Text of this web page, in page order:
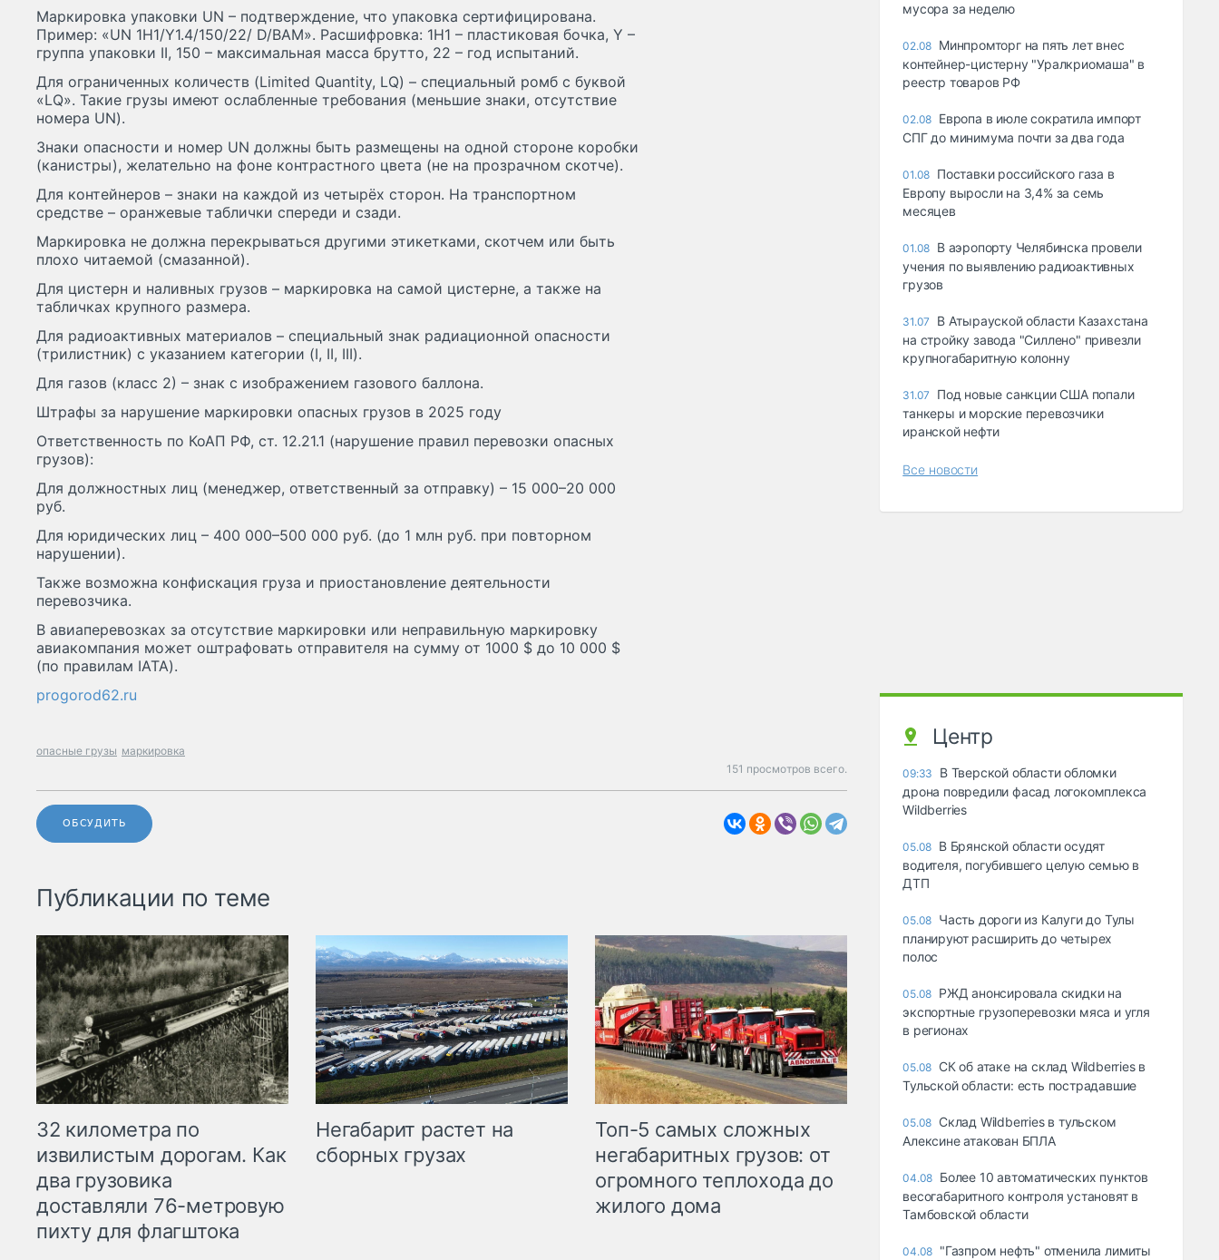
Маркировка упаковки UN – подтверждение, что упаковка сертифицирована.
Пример: «UN 1H1/Y1.4/150/22/ D/BAM». Расшифровка: 1H1 – пластиковая бочка, Y –
группа упаковки II, 150 – максимальная масса брутто, 22 – год испытаний.
Для ограниченных количеств (Limited Quantity, LQ) – специальный ромб с буквой
«LQ». Такие грузы имеют ослабленные требования (меньшие знаки, отсутствие
номера UN).
Знаки опасности и номер UN должны быть размещены на одной стороне коробки
(канистры), желательно на фоне контрастного цвета (не на прозрачном скотче).
Для контейнеров – знаки на каждой из четырёх сторон. На транспортном
средстве – оранжевые таблички спереди и сзади.
Маркировка не должна перекрываться другими этикетками, скотчем или быть
плохо читаемой (смазанной).
Для цистерн и наливных грузов – маркировка на самой цистерне, а также на
табличках крупного размера.
Для радиоактивных материалов – специальный знак радиационной опасности
(трилистник) с указанием категории (I, II, III).
Для газов (класс 2) – знак с изображением газового баллона.
Штрафы за нарушение маркировки опасных грузов в 2025 году
Ответственность по КоАП РФ, ст. 12.21.1 (нарушение правил перевозки опасных
грузов):
Для должностных лиц (менеджер, ответственный за отправку) – 15 000–20 000
руб.
Для юридических лиц – 400 000–500 000 руб. (до 1 млн руб. при повторном
нарушении).
Также возможна конфискация груза и приостановление деятельности
перевозчика.
В авиаперевозках за отсутствие маркировки или неправильную маркировку
авиакомпания может оштрафовать отправителя на сумму от 1000 $ до 10 000 $
(по правилам IATA).
progorod62.ru
опасные грузы маркировка
151 просмотров всего.
ОБСУДИТЬ
Публикации по теме
32 километра по
извилистым дорогам. Как
два грузовика
доставляли 76-метровую
пихту для флагштока
Негабарит растет на
сборных грузах
Топ-5 самых сложных
негабаритных грузов: от
огромного теплохода до
жилого дома
мусора за неделю
02.08 Минпромторг на пять лет внес
контейнер-цистерну "Уралкриомаша" в
реестр товаров РФ
02.08 Европа в июле сократила импорт
СПГ до минимума почти за два года
01.08 Поставки российского газа в
Европу выросли на 3,4% за семь
месяцев
01.08 В аэропорту Челябинска провели
учения по выявлению радиоактивных
грузов
31.07
В Атырауской области Казахстана
на стройку завода "Силлено" привезли
крупногабаритную колонну
31.07
Под новые санкции США попали
танкеры и морские перевозчики
иранской нефти
Все новости
Центр
09:33
В Тверской области обломки
дрона повредили фасад логокомплекса
Wildberries
05.08 В Брянской области осудят
водителя, погубившего целую семью в
ДТП
05.08 Часть дороги из Калуги до Тулы
планируют расширить до четырех
полос
05.08 РЖД анонсировала скидки на
экспортные грузоперевозки мяса и угля
в регионах
05.08 СК об атаке на склад Wildberries в
Тульской области: есть пострадавшие
05.08 Склад Wildberries в тульском
Алексине атакован БПЛА
04.08 Более 10 автоматических пунктов
весогабаритного контроля установят в
Тамбовской области
04.08 "Газпром нефть" отменила лимиты